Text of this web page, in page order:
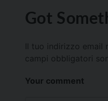
Got
Il tuo indirizzo
campi obbligatori
Your comment